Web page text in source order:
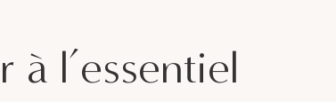
à l’essentiel